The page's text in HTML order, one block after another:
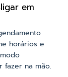
em
horários e
fazer na mão.